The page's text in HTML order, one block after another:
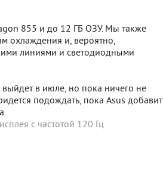
855 и до 12 ГБ ОЗУ. Мы также
охлаждения и, вероятно,
линиями и светодиодными
в июле, но пока ничего не
подождать, пока Asus добавит
с частотой 120 Гц